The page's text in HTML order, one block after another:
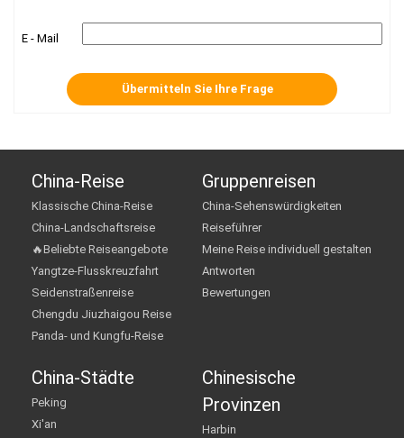
E - Mail
China-Reise
Klassische China-Reise
China-Landschaftsreise
🔥Beliebte Reiseangebote
Yangtze-Flusskreuzfahrt
Seidenstraßenreise
Chengdu Jiuzhaigou Reise
Panda- und Kungfu-Reise
Gruppenreisen
China-Sehenswürdigkeiten
Reiseführer
Meine Reise individuell gestalten
Antworten
Bewertungen
China-Städte
Peking
Xi'an
Chinesische
Provinzen
Harbin